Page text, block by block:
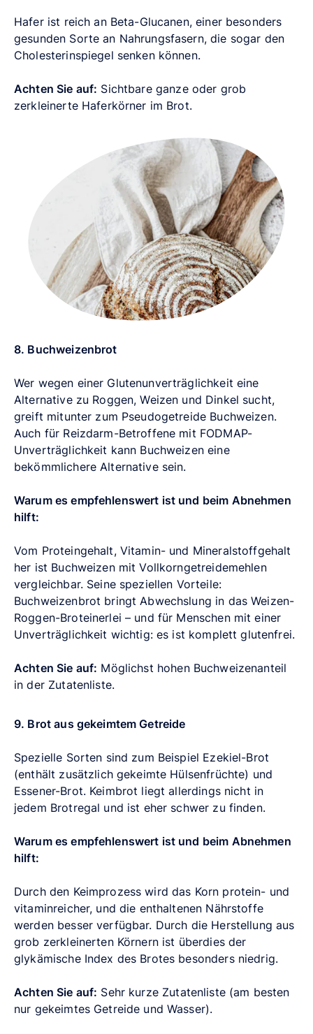
Hafer ist reich an Beta-Glucanen, einer besonders
gesunden Sorte an Nahrungsfasern, die sogar den
Cholesterinspiegel senken können.
Achten Sie auf: Sichtbare ganze oder grob
zerkleinerte Haferkörner im Brot.
8. Buchweizenbrot
Wer wegen einer Glutenunverträglichkeit eine
Alternative zu Roggen, Weizen und Dinkel sucht,
greift mitunter zum Pseudogetreide Buchweizen.
Auch für Reizdarm-Betroffene mit FODMAP-
Unverträglichkeit kann Buchweizen eine
bekömmlichere Alternative sein.
Warum es empfehlenswert ist und beim Abnehmen
hilft:
Vom Proteingehalt, Vitamin- und Mineralstoffgehalt
her ist Buchweizen mit Vollkorngetreidemehlen
vergleichbar. Seine speziellen Vorteile:
Buchweizenbrot bringt Abwechslung in das Weizen-
Roggen-Broteinerlei – und für Menschen mit einer
Unverträglichkeit wichtig: es ist komplett glutenfrei.
Achten Sie auf: Möglichst hohen Buchweizenanteil
in der Zutatenliste.
9. Brot aus gekeimtem Getreide
Spezielle Sorten sind zum Beispiel Ezekiel-Brot
(enthält zusätzlich gekeimte Hülsenfrüchte) und
Essener-Brot. Keimbrot liegt allerdings nicht in
jedem Brotregal und ist eher schwer zu finden.
Warum es empfehlenswert ist und beim Abnehmen
hilft:
Durch den Keimprozess wird das Korn protein- und
vitaminreicher, und die enthaltenen Nährstoffe
werden besser verfügbar. Durch die Herstellung aus
grob zerkleinerten Körnern ist überdies der
glykämische Index des Brotes besonders niedrig.
Achten Sie auf: Sehr kurze Zutatenliste (am besten
nur gekeimtes Getreide und Wasser).